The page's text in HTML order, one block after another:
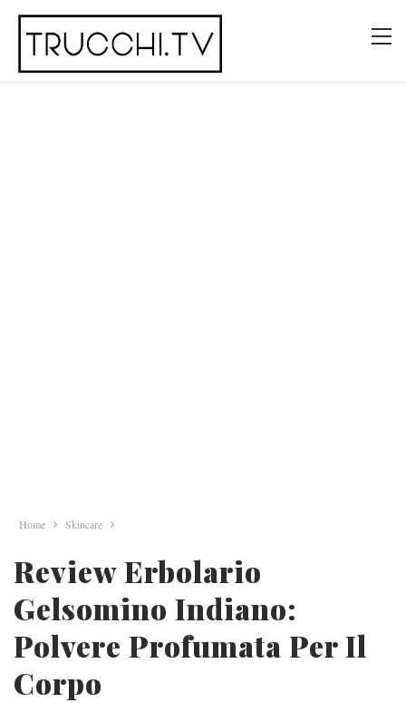
Home Skincare
Review Erbolario
Gelsomino Indiano:
Polvere Profumata Per Il
Corpo